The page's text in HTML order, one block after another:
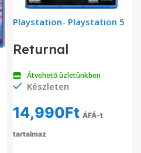
Playstation- Playstation 5
Returnal
Átvehető üzletünkben
Készleten
14,990Ft ÁFÁ-t
tartalmaz